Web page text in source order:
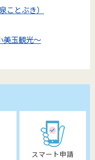
ことぶき）
美玉観光～
スマート申請